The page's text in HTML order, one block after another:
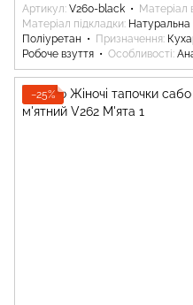
Артикул V260-black Матеріал
Матеріал підкладки Натуральна
Поліуретан
Призначення
Робоче взуття
Особливості
−25%